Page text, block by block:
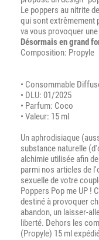
Le poppers au nitrite
qui sont extrêmement
va vous provoquer
Désormais en grand
Composition: Propyle
• Consommable
• DLU: 01/2025
• Parfum: Coco
• Valeur: 15 ml
Un aphrodisiaque
substance naturelle
alchimie utilisée afin
parmi nos articles de
sexuelle de votre
Poppers Pop me UP !
destiné à provoquer
abandon, un laisser-
liberté. Dehors les
(Propyle) 15 ml